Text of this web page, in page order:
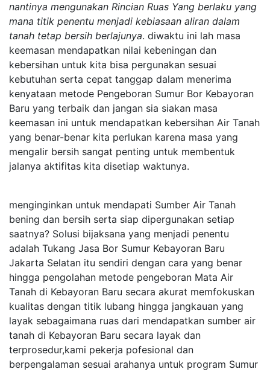
nantinya mengunakan Rincian Ruas Yang berlaku yang
mana titik penentu menjadi kebiasaan aliran dalam
tanah tetap bersih berlajunya. diwaktu ini lah masa
keemasan mendapatkan nilai kebeningan dan
kebersihan untuk kita bisa pergunakan sesuai
kebutuhan serta cepat tanggap dalam menerima
kenyataan metode Pengeboran Sumur Bor Kebayoran
Baru yang terbaik dan jangan sia siakan masa
keemasan ini untuk mendapatkan kebersihan Air Tanah
yang benar-benar kita perlukan karena masa yang
mengalir bersih sangat penting untuk membentuk
jalanya aktifitas kita disetiap waktunya.
menginginkan untuk mendapati Sumber Air Tanah
bening dan bersih serta siap dipergunakan setiap
saatnya? Solusi bijaksana yang menjadi penentu
adalah Tukang Jasa Bor Sumur Kebayoran Baru
Jakarta Selatan itu sendiri dengan cara yang benar
hingga pengolahan metode pengeboran Mata Air
Tanah di Kebayoran Baru secara akurat memfokuskan
kualitas dengan titik lubang hingga jangkauan yang
layak sebagaimana ruas dari mendapatkan sumber air
tanah di Kebayoran Baru secara layak dan
terprosedur,kami pekerja pofesional dan
berpengalaman sesuai arahanya untuk program Sumur